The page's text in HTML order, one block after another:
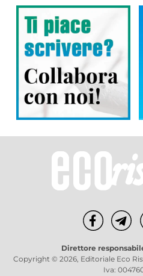
Direttore
Copyright © 2026, Editoriale Eco
Iva: